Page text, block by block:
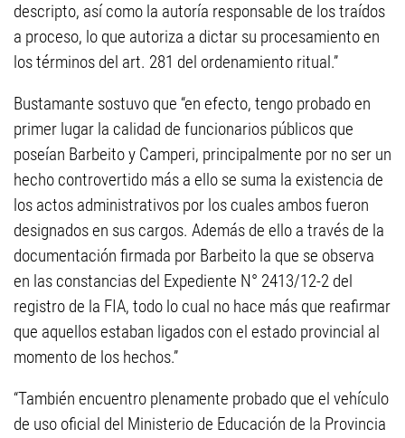
descripto, así como la autoría responsable de los traídos
a proceso, lo que autoriza a dictar su procesamiento en
los términos del art. 281 del ordenamiento ritual.”
Bustamante sostuvo que “en efecto, tengo probado en
primer lugar la calidad de funcionarios públicos que
poseían Barbeito y Camperi, principalmente por no ser un
hecho controvertido más a ello se suma la existencia de
los actos administrativos por los cuales ambos fueron
designados en sus cargos. Además de ello a través de la
documentación firmada por Barbeito la que se observa
en las constancias del Expediente N° 2413/12-2 del
registro de la FIA, todo lo cual no hace más que reafirmar
que aquellos estaban ligados con el estado provincial al
momento de los hechos.”
“También encuentro plenamente probado que el vehículo
de uso oficial del Ministerio de Educación de la Provincia